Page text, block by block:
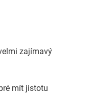
zajímavý
mít jistotu